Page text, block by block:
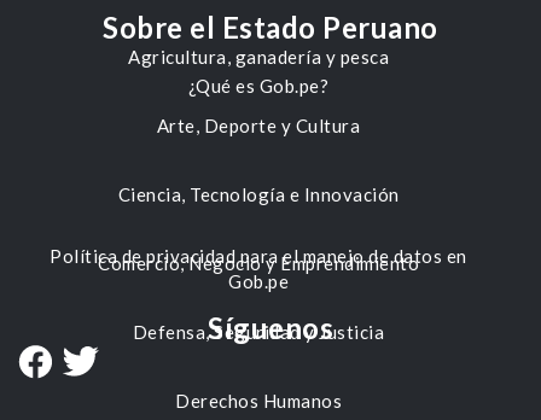
Agricultura, ganadería y pesca
Arte, Deporte y Cultura
Ciencia, Tecnología e Innovación
Comercio, Negocio y Emprendimiento
Defensa, Seguridad y Justicia
Derechos Humanos
Sobre el Estado Peruano
¿Qué es Gob.pe?
Política de privacidad para el manejo de datos en
Gob.pe
Síguenos